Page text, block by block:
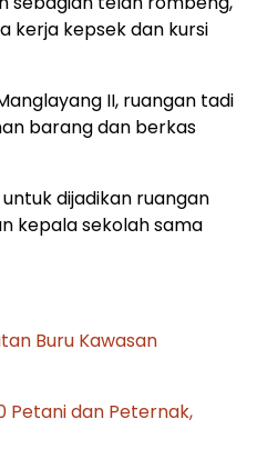
kerja kepsek dan kursi
II, ruangan tadi
barang dan berkas
dijadikan ruangan
kepala sekolah sama
Buru Kawasan
Petani dan Peternak,